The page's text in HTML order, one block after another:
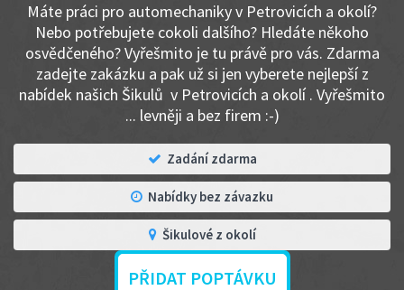
Máte práci pro automechaniky v Petrovicích a okolí?
Nebo potřebujete cokoli dalšího? Hledáte někoho
osvědčeného? Vyřešmito je tu právě pro vás. Zdarma
zadejte zakázku a pak už si jen vyberete nejlepší z
nabídek našich Šikulů v Petrovicích a okolí . Vyřešmito
... levněji a bez firem :-)
Zadání zdarma
Nabídky bez závazku
Šikulové z okolí
PŘIDAT POPTÁVKU